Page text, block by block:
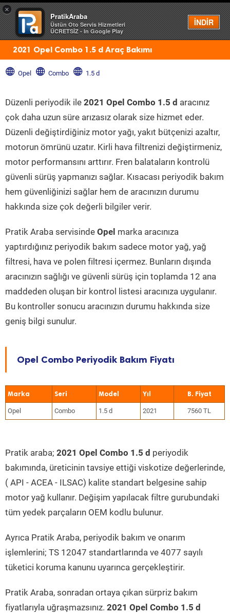
×
PratikAraba
Üstün Oto Servis Hizmetleri
ÜCRETSİZ - In Google Play
İNDİR
Menü
2021 Opel Combo 1.5 d Araç Bakımı
Opel Combo 1.5 d
Düzenli periyodik ile 2021 Opel Combo 1.5 d aracınız
çok daha uzun süre arızasız olarak size hizmet eder.
Düzenli değiştirdiğiniz motor yağı, yakıt bütçenizi azaltır,
motorun ömrünü uzatır. Kirli hava filtrenizi değiştirmeniz,
motor performansını arttırır. Fren balataların kontrolü
güvenli sürüş yapmanızı sağlar. Kısacası periyodik bakım
hem güvenliğinizi sağlar hem de aracınızın durumu
hakkında size çok değerli bilgiler verir.
Pratik Araba servisinde Opel marka aracınıza
yaptırdığınız periyodik bakım sadece motor yağ, yağ
filtresi, hava ve polen filtresi içermez. Bunların dışında
aracınızın sağlığı ve güvenli sürüş için toplamda 12 ana
maddeden oluşan bir kontrol listesi aracınıza uygulanır.
Bu kontroller sonucu aracınızın durumu hakkında size
geniş bilgi sunulur.
Opel Combo Periyodik Bakım Fiyatı
Marka Seri Model Yıl
Opel Combo 1.5 d 2021 7560 TL
Pratik araba; 2021 Opel Combo 1.5 d periyodik
bakımında, üreticinin tavsiye ettiği viskotize değerlerinde,
( API - ACEA - ILSAC) kalite standart belgesine sahip
motor yağ kullanır. Değişim yapılacak filtre gurubundaki
tüm yedek parçaların OEM kodlu bulunur.
Ayrıca Pratik Araba, periyodik bakım ve onarım
işlemlerini; TS 12047 standartlarında ve 4077 sayılı
tüketici koruma kanunu uyarınca gerçekleştirir.
Pratik Araba, sonradan ortaya çıkan sürpriz bakım
fiyatlarıyla uğraşmazsınız. 2021 Opel Combo 1.5 d